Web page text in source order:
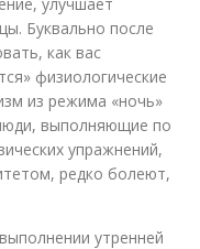
Буквально после
как вас
физиологические
из режима «ночь»
выполняющие по
упражнений,
редко болеют,
утренней